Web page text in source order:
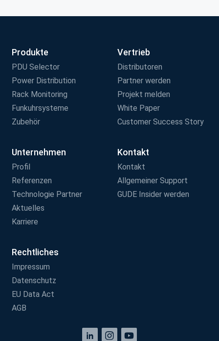
Produkte
PDU Selector
Power Distribution
Rack Monitoring
Funkuhrsysteme
Zubehör
Vertrieb
Distributoren
Partner werden
Projekt melden
White Paper
Customer Success Story
Unternehmen
Profil
Referenzen
Technologie Partner
Aktuelles
Karriere
Kontakt
Kontakt
Allgemeiner Support
GUDE Insider werden
Rechtliches
Impressum
Datenschutz
EU Data Act
AGB